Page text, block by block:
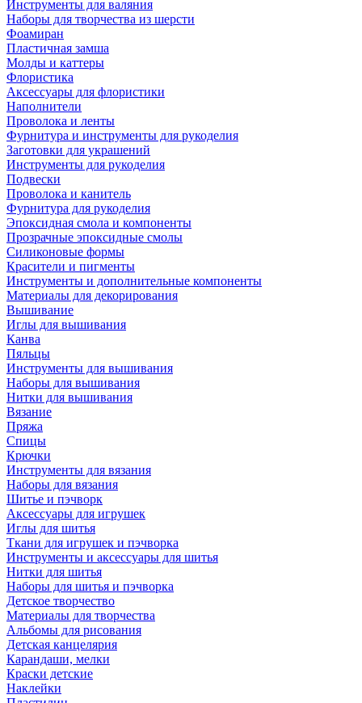
Инструменты для валяния
Наборы для творчества из шерсти
Фоамиран
Пластичная замша
Молды и каттеры
Флористика
Аксессуары для флористики
Наполнители
Проволока и ленты
Фурнитура и инструменты для рукоделия
Заготовки для украшений
Инструменты для рукоделия
Подвески
Проволока и канитель
Фурнитура для рукоделия
Эпоксидная смола и компоненты
Прозрачные эпоксидные смолы
Силиконовые формы
Красители и пигменты
Инструменты и дополнительные компоненты
Материалы для декорирования
Вышивание
Иглы для вышивания
Канва
Пяльцы
Инструменты для вышивания
Наборы для вышивания
Нитки для вышивания
Вязание
Пряжа
Спицы
Крючки
Инструменты для вязания
Наборы для вязания
Шитье и пэчворк
Аксессуары для игрушек
Иглы для шитья
Ткани для игрушек и пэчворка
Инструменты и аксессуары для шитья
Нитки для шитья
Наборы для шитья и пэчворка
Детское творчество
Материалы для творчества
Альбомы для рисования
Детская канцелярия
Карандаши, мелки
Краски детские
Наклейки